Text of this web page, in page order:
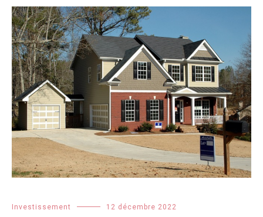
Investissement 12 décembre 2022